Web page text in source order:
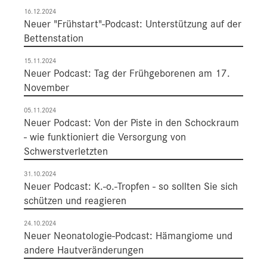
16.12.2024
Neuer "Frühstart"-Podcast: Unterstützung auf der
Bettenstation
15.11.2024
Neuer Podcast: Tag der Frühgeborenen am 17.
November
05.11.2024
Neuer Podcast: Von der Piste in den Schockraum
- wie funktioniert die Versorgung von
Schwerstverletzten
31.10.2024
Neuer Podcast: K.-o.-Tropfen - so sollten Sie sich
schützen und reagieren
24.10.2024
Neuer Neonatologie-Podcast: Hämangiome und
andere Hautveränderungen